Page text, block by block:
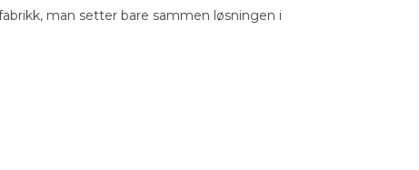
man setter bare sammen løsningen i